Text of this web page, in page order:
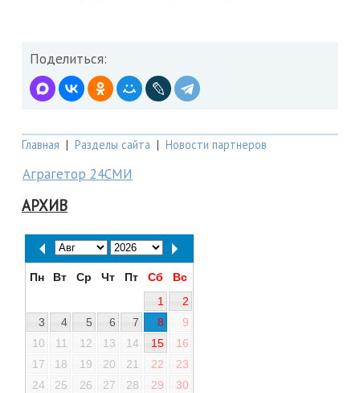
Поделиться:
Главная | Разделы сайта | Новости партнеров
Аграгетор 24СМИ
АРХИВ
Пн Вт Ср Чт Пт Сб
Вс
1
2
3
4 5 6 7 8
9
10
11 12 13 14 15
16
17
18 19 20 21 22
23
24
25 26 27 28 29
30